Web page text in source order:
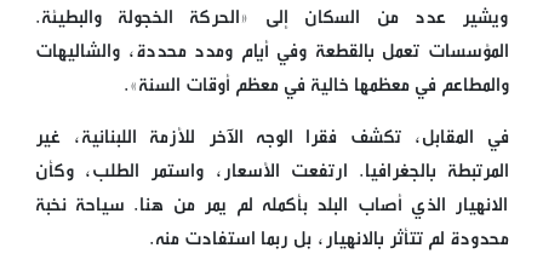
ويشير عدد من السكان إلى «الحركة الخجولة والبطيئة.
المؤسسات تعمل بالقطعة وفي أيام ومدد محددة، والشاليهات
والمطاعم في معظمها خالية في معظم أوقات السنة».
في المقابل، تكشف فقرا الوجه الآخر للأزمة اللبنانية، غير
المرتبطة بالجغرافيا. ارتفعت الأسعار، واستمر الطلب، وكأن
الانهيار الذي أصاب البلد بأكمله لم يمر من هنا. سياحة نخبة
محدودة لم تتأثر بالانهيار، بل ربما استفادت منه.